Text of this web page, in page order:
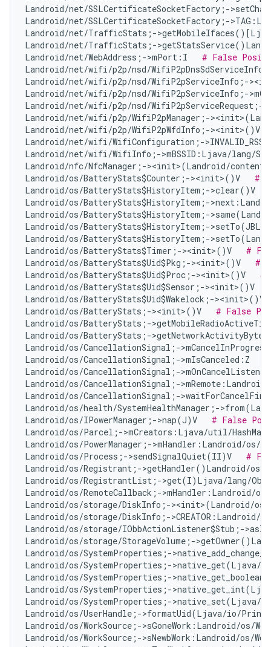
Landroid/net/SSLCertificateSocketFactory;-
Landroid/net/SSLCertificateSocketFactory;-
Landroid/net/TrafficStats;-
Landroid/net/TrafficStats;-
Landroid/net/WebAddress;->mPort:I # False
Landroid/net/wifi/p2p/nsd/
Landroid/net/wifi/p2p/nsd/
Landroid/net/wifi/p2p/nsd/WifiP2pServiceInfo;-
Landroid/net/wifi/p2p/nsd/
Landroid/net/wifi/p2p/WifiP2pManager;-
Landroid/net/wifi/p2p/WifiP2pWfdInfo;-
Landroid/net/wifi/WifiConfiguration;-
Landroid/net/wifi/WifiInfo;->mBSSID:Ljava/
Landroid/nfc/NfcManager;-><init>(Landroid/
Landroid/os/BatteryStats$Counter;-><init>()V #
Landroid/os/BatteryStats$HistoryItem;->clear()V
Landroid/os/BatteryStats$HistoryItem;-
Landroid/os/BatteryStats$HistoryItem;-
Landroid/os/BatteryStats$HistoryItem;-
Landroid/os/BatteryStats$HistoryItem;-
Landroid/os/BatteryStats$Timer;-><init>()V #
Landroid/os/BatteryStats$Uid$Pkg;-><init>()V #
Landroid/os/BatteryStats$Uid$Proc;-><init>()V #
Landroid/os/BatteryStats$Uid$Sensor;-><init>()V
Landroid/os/BatteryStats$Uid$Wakelock;-
Landroid/os/BatteryStats;-><init>()V # False
Landroid/os/BatteryStats;-
Landroid/os/BatteryStats;-
Landroid/os/CancellationSignal;-
Landroid/os/CancellationSignal;->mIsCanceled:Z
Landroid/os/CancellationSignal;-
Landroid/os/CancellationSignal;-
Landroid/os/CancellationSignal;-
Landroid/os/health/SystemHealthManager;-
Landroid/os/IPowerManager;->nap(J)V # False
Landroid/os/Parcel;->mCreators:Ljava/util/
Landroid/os/PowerManager;->mHandler:Landroid/
Landroid/os/Process;->sendSignalQuiet(II)V #
Landroid/os/Registrant;->getHandler()Landroid/
Landroid/os/RegistrantList;->get(I)Ljava/lang/
Landroid/os/RemoteCallback;-
Landroid/os/storage/DiskInfo;-><init>(Landroid/
Landroid/os/storage/DiskInfo;-
Landroid/os/storage/IObbActionListener$Stub;-
Landroid/os/storage/StorageVolume;-
Landroid/os/SystemProperties;-
Landroid/os/SystemProperties;-
Landroid/os/SystemProperties;-
Landroid/os/SystemProperties;-
Landroid/os/SystemProperties;-
Landroid/os/UserHandle;->formatUid(Ljava/io/
Landroid/os/WorkSource;->sGoneWork:Landroid/os/
Landroid/os/WorkSource;->sNewbWork:Landroid/os/